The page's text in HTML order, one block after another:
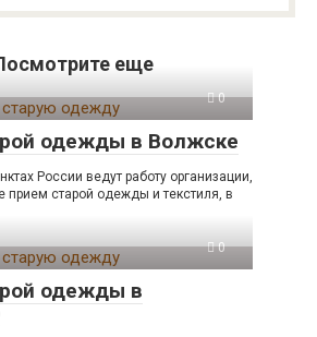
еще
0
одежды в Волжске
России ведут работу организации,
старой одежды и текстиля, в
0
одежды в